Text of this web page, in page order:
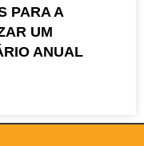
PARA A
UM
ANUAL